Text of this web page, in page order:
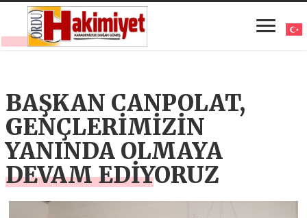
BAŞKAN CANPOLAT,
GENÇLERİMİZİN
YANINDA OLMAYA
DEVAM EDİYORUZ